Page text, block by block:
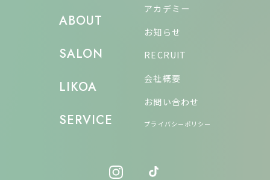
ABOUT
SALON
LIKOA
SERVICE
アカデミー
お知らせ
RECRUIT
会社概要
お問い合わせ
プライバシーポリシー